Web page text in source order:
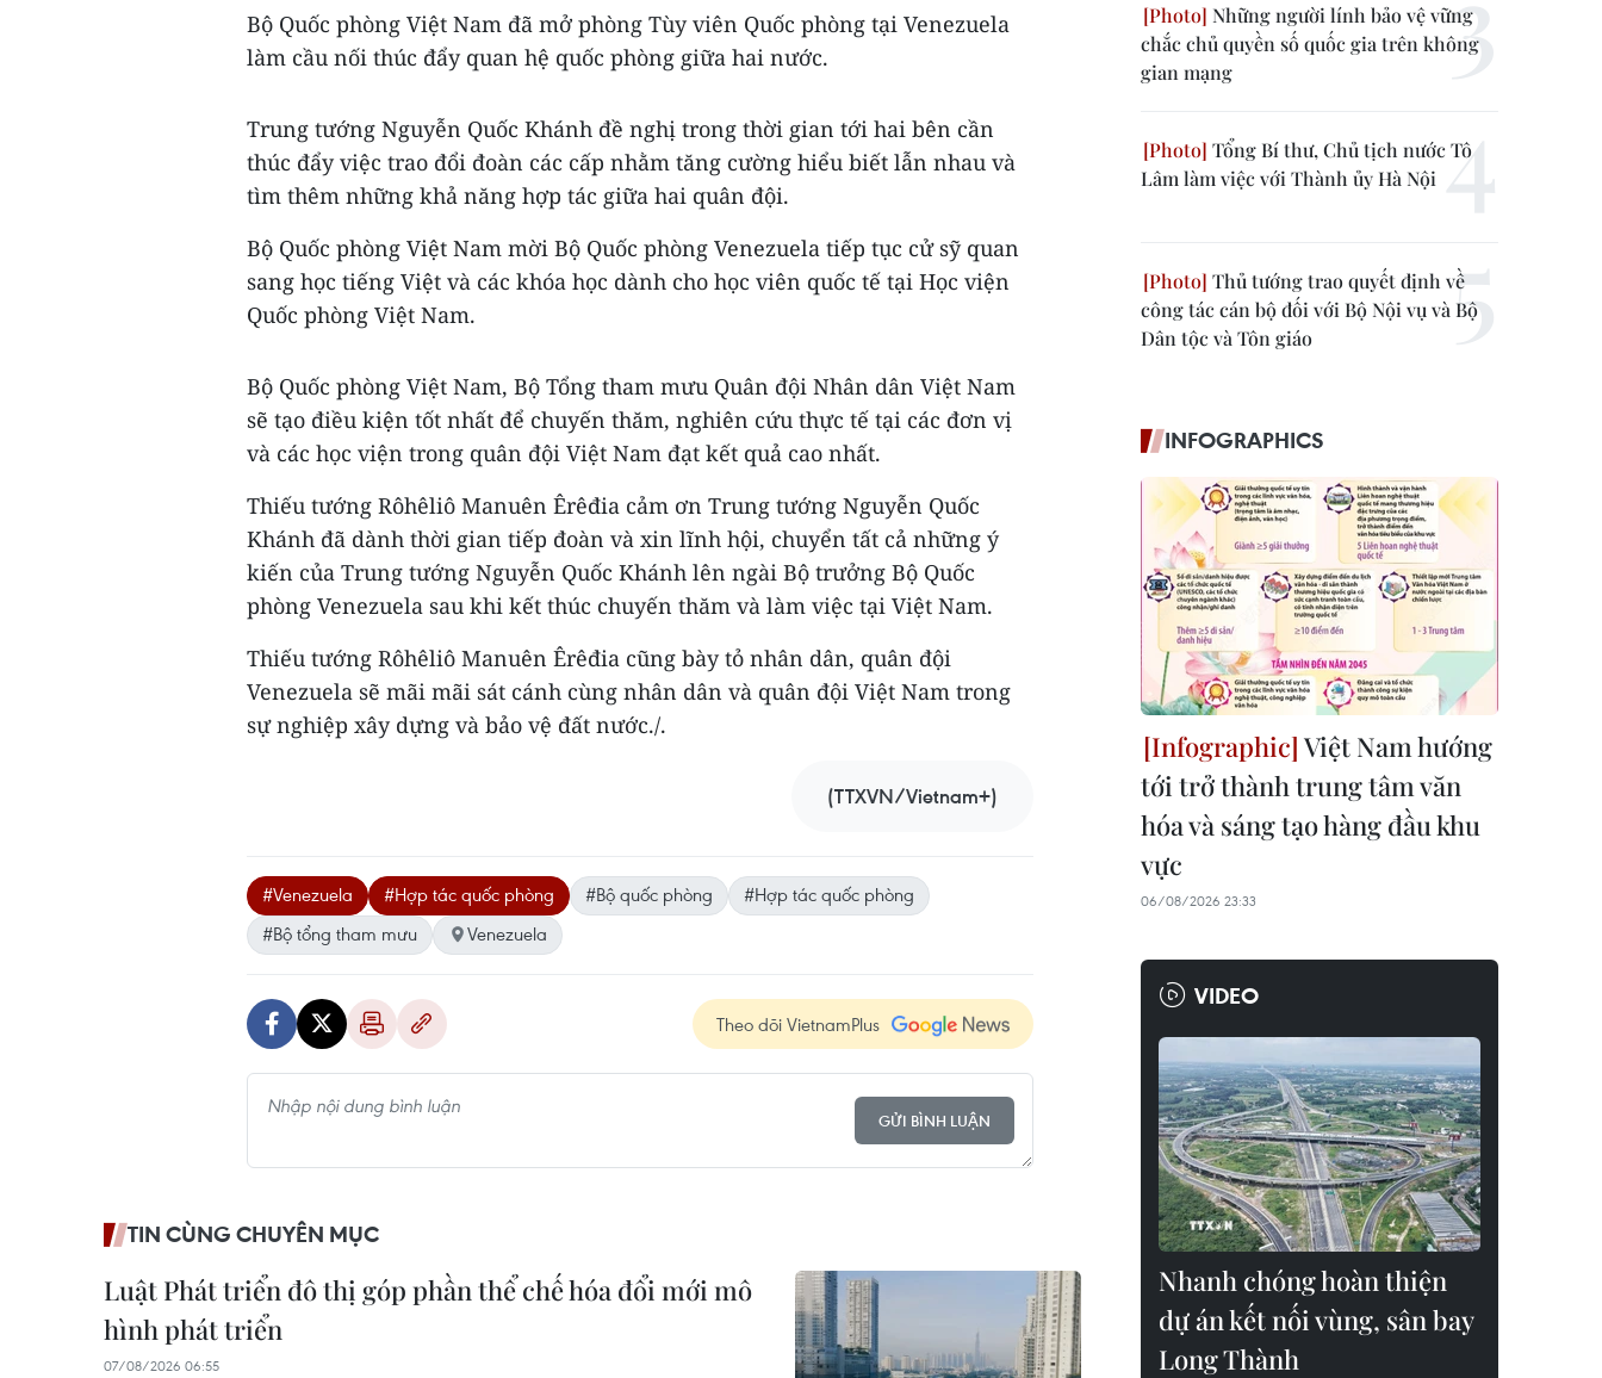
Bộ Quốc phòng Việt Nam đã mở phòng Tùy viên Quốc phòng tại Venezuela
làm cầu nối thúc đẩy quan hệ quốc phòng giữa hai nước.
Trung tướng Nguyễn Quốc Khánh đề nghị trong thời gian tới hai bên cần
thúc đẩy việc trao đổi đoàn các cấp nhằm tăng cường hiểu biết lẫn nhau và
tìm thêm những khả năng hợp tác giữa hai quân đội.
Bộ Quốc phòng Việt Nam mời Bộ Quốc phòng Venezuela tiếp tục cử sỹ quan
sang học tiếng Việt và các khóa học dành cho học viên quốc tế tại Học viện
Quốc phòng Việt Nam.
Bộ Quốc phòng Việt Nam, Bộ Tổng tham mưu Quân đội Nhân dân Việt Nam
sẽ tạo điều kiện tốt nhất để chuyến thăm, nghiên cứu thực tế tại các đơn vị
và các học viện trong quân đội Việt Nam đạt kết quả cao nhất.
Thiếu tướng Rôhêliô Manuên Êrêđia cảm ơn Trung tướng Nguyễn Quốc
Khánh đã dành thời gian tiếp đoàn và xin lĩnh hội, chuyển tất cả những ý
kiến của Trung tướng Nguyễn Quốc Khánh lên ngài Bộ trưởng Bộ Quốc
phòng Venezuela sau khi kết thúc chuyến thăm và làm việc tại Việt Nam.
Thiếu tướng Rôhêliô Manuên Êrêđia cũng bày tỏ nhân dân, quân đội
Venezuela sẽ mãi mãi sát cánh cùng nhân dân và quân đội Việt Nam trong
sự nghiệp xây dựng và bảo vệ đất nước./.
(TTXVN/Vietnam+)
#Venezuela #Hợp tác quốc phòng #Bộ quốc phòng
#Hợp tác quốc phòng
#Bộ tổng tham mưu
Venezuela
Theo dõi VietnamPlus
GỬI BÌNH LUẬN
TIN CÙNG CHUYÊN MỤC
Luật Phát triển đô thị góp phần thể chế hóa đổi mới mô
hình phát triển
07/08/2026 06:55
Những người lính bảo vệ vững
chắc chủ quyền số quốc gia trên không
gian mạng
Tổng Bí thư, Chủ tịch nước Tô
Lâm làm việc với Thành ủy Hà Nội
Thủ tướng trao quyết định về
công tác cán bộ đối với Bộ Nội vụ và Bộ
Dân tộc và Tôn giáo
INFOGRAPHICS
Việt Nam hướng
tới trở thành trung tâm văn
hóa và sáng tạo hàng đầu khu
vực
06/08/2026 23:33
VIDEO
Nhanh chóng hoàn thiện
dự án kết nối vùng, sân bay
Long Thành